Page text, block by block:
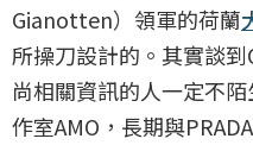
Gianotten）領軍的荷蘭
所操刀設計的。其實談
尚相關資訊的人一定不
作室AMO，長期與